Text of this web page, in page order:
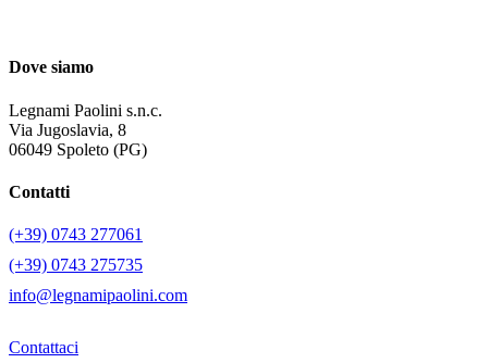
Dove siamo
Legnami Paolini s.n.c.
Via Jugoslavia, 8
06049 Spoleto (PG)
Contatti
(+39) 0743 277061
(+39) 0743 275735
info@legnamipaolini.com
Contattaci